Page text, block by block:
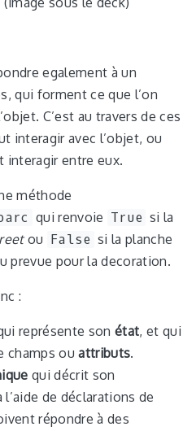
egalement à un
qui forment ce que l’on
C’est au travers de ces
interagir avec l’objet, ou
interagir entre eux.
méthode
qui renvoie True si la
ou False si la planche
prevue pour la decoration.
:
représente son état, et qui
champs ouattributs.
qui décrit son
l’aide de déclarations de
répondre à des